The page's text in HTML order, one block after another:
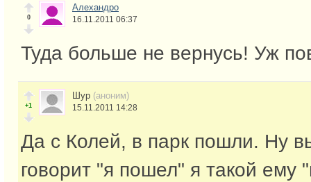
0
Алехандро
16.11.2011 06:37
Туда больше не вернусь! Уж
+1
Шур (аноним)
15.11.2011 14:28
Да с Колей, в парк пошли. Ну
говорит "я пошел" я такой ему